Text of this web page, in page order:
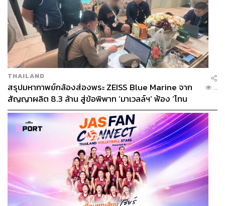
THAILAND
สรุปมหากาพย์กล้องส่องพระ ZEISS Blue Marine จาก
สัญญาผลิต 8.3 ล้าน สู่ข้อพิพาท ‘มาเวลล์ฯ’ ฟ้อง ‘โทน
บางแค’ ผิดนัดจ่ายหนี้-แอบระบุแบรนด์
...